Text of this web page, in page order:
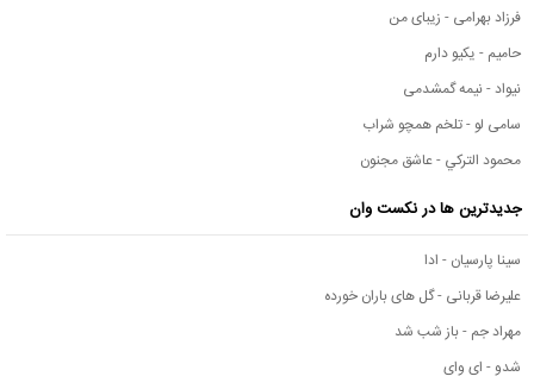
فرزاد بهرامی - زیبای من
حامیم - یکیو دارم
نیواد - نیمه گمشدمی
سامی لو - تلخم همچو شراب
محمود التركي - عاشق مجنون
جدیدترین ها در نکست وان
سینا پارسیان - ادا
علیرضا قربانی - گل های باران خورده
مهراد جم - باز شب شد
شدو - ای وای